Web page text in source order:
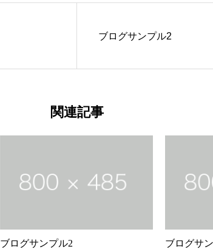
ブログサンプル2
関連記事
ブログサンプル2 ブログサ